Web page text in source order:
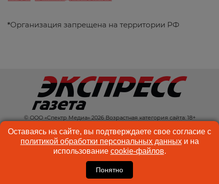
*Организация запрещена на территории РФ
© ООО «Спектр Медиа» 2026 Возрастная категория сайта: 18+
КОНТАКТЫ
РЕКЛАМА
КУКИ-ФАЙЛЫ
ПОЛЬЗОВАТЕЛЬСКОЕ
СОГЛАШЕНИЕ
Оставаясь на сайте, вы подтверждаете свое согласие с
политикой обработки персональных данныхи на
использование cookie-файлов.
Понятно